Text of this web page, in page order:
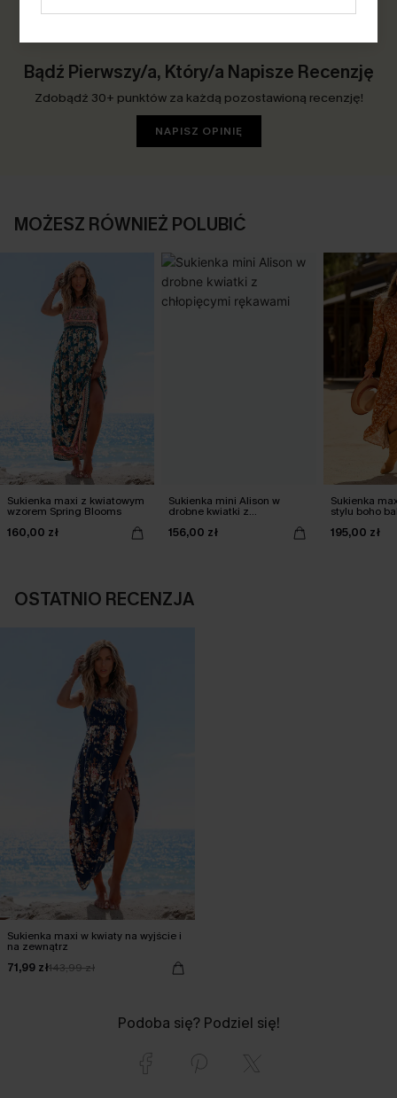
Bądź Pierwszy/a, Który/a Napisze Recenzję
Zdobądź 30+ punktów za każdą pozostawioną recenzję!
NAPISZ OPINIĘ
MOŻESZ RÓWNIEŻ POLUBIĆ
Sukienka maxi z kwiatowym
wzorem Spring Blooms
160,00 zł
Sukienka mini Alison w
drobne kwiatki z
156,00 zł
Sukienka
stylu boho
195,00 zł
OSTATNIO RECENZJA
Sukienka maxi w kwiaty na wyjście i
na zewnątrz
71,99 zł143,99 zł
Podoba się? Podziel się!